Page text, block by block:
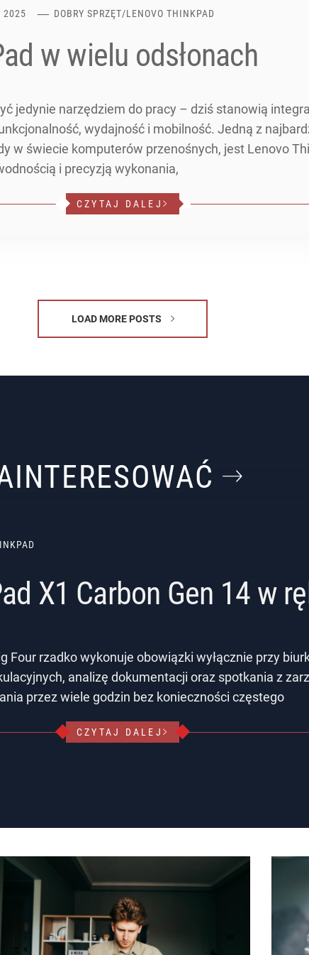
2025 DOBRY SPRZĘT/LENOVO THINKPAD
w wielu odsłonach
jedynie narzędziem do pracy – dziś stanowią
wydajność i mobilność. Jedną z
w świecie komputerów przenośnych, jest Lenovo
i precyzją wykonania,
CZYTAJ DALEJ
LOAD MORE POSTS
X1 Carbon Gen 14 w
rzadko wykonuje obowiązki wyłącznie przy
analizę dokumentacji oraz spotkania z
przez wiele godzin bez konieczności częstego
CZYTAJ DALEJ